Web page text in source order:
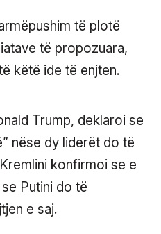
të plotë
të propozuara,
këtë ide të enjten.
Trump, deklaroi se
nëse dy liderët do të
konfirmoi se e
Putini do të
e saj.